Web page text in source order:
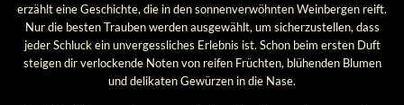
erzählt eine Geschichte, die in den sonnenverwöhnten Weinbergen reift.
Nur die besten Trauben werden ausgewählt, um sicherzustellen, dass
jeder Schluck ein unvergessliches Erlebnis ist. Schon beim ersten Duft
steigen dir verlockende Noten von reifen Früchten, blühenden Blumen
und delikaten Gewürzen in die Nase.